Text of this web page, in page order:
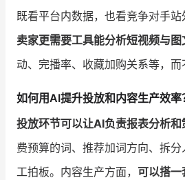
既看平台内数据，也看竞争对手站
卖家更需要工具能分析短视频与图
动、完播率、收藏加购关系等，而
如何用AI提升投放和内容生产效率
投放环节可以让AI负责报表分析和
费预算的词、推荐加词方向、拆
工拍板。内容生产方面， 可以搭